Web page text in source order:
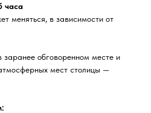
часа
меняться, в зависимости от
обговоренном месте и
мест столицы —